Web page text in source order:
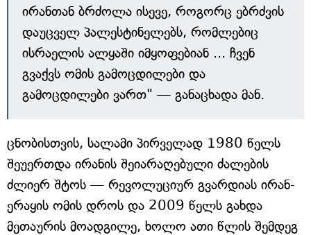
ირანთან ბრძოლა ისევე, როგორც ებრძვის
დაუცველ პალესტინელებს, რომლებიც
ისრაელის ალყაში იმყოფებიან ... ჩვენ
გვაქვს ომის გამოცდილები და
გამოცდილები ვართ" — განაცხადა მან.
ცნობისთვის, სალამი პირველად 1980 წელს
შეუერთდა ირანის შეიარაღებული ძალების
ძლიერ შტოს — რევოლუციურ გვარდიას ირან-
ერაყის ომის დროს და 2009 წელს გახდა
მეთაურის მოადგილე, ხოლო ათი წლის შემდეგ